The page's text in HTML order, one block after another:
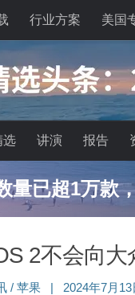
行业方案 美国
选 讲演 报告
量已超1万款
2不会向大
/ 苹果 2024年7月13